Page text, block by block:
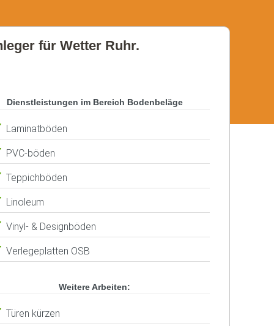
für Wetter Ruhr.
Dienstleistungen im Bereich Bodenbeläge
Laminatböden
PVC-böden
Teppichböden
Linoleum
Vinyl- & Designböden
Verlegeplatten OSB
Weitere Arbeiten:
Türen kürzen